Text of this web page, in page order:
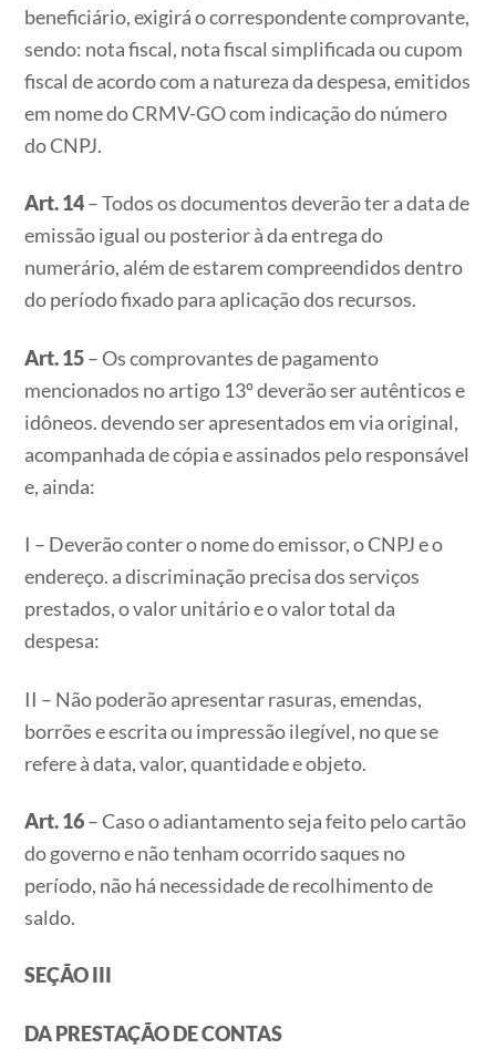
beneficiário, exigirá o correspondente comprovante,
sendo: nota fiscal, nota fiscal simplificada ou cupom
fiscal de acordo com a natureza da despesa, emitidos
em nome do CRMV-GO com indicação do número
do CNPJ.
Art. 14– Todos os documentos deverão ter a data de
emissão igual ou posterior à da entrega do
numerário, além de estarem compreendidos dentro
do período fixado para aplicação dos recursos.
Art. 15– Os comprovantes de pagamento
mencionados no artigo 13º deverão ser autênticos e
idôneos. devendo ser apresentados em via original,
acompanhada de cópia e assinados pelo responsável
e, ainda:
I – Deverão conter o nome do emissor, o CNPJ e o
endereço. a discriminação precisa dos serviços
prestados, o valor unitário e o valor total da
despesa:
II – Não poderão apresentar rasuras, emendas,
borrões e escrita ou impressão ilegível, no que se
refere à data, valor, quantidade e objeto.
Art. 16– Caso o adiantamento seja feito pelo cartão
do governo e não tenham ocorrido saques no
período, não há necessidade de recolhimento de
saldo.
SEÇÃO III
DA PRESTAÇÃO DE CONTAS